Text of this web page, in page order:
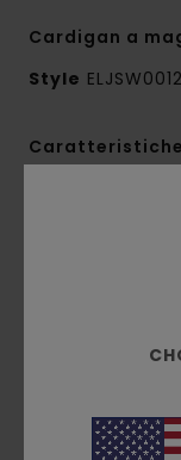
Cardigan a
Style
Caratteristiche
Orlo e
Chiusura
Etichetta a
sulla cucitura